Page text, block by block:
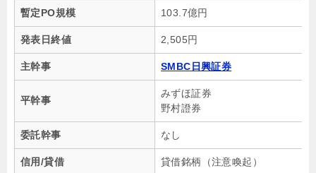
暫定PO規模 103.7億円
発表日終値 2,505円
主幹事 SMBC日興証券
平幹事
みずほ証券
野村證券
委託幹事 なし
信用/貸借 貸借銘柄（注意喚起）